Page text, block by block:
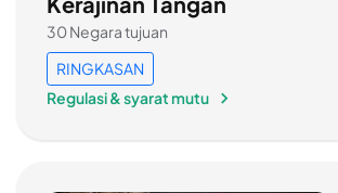
30 Negara tujuan
RINGKASAN
Regulasi & syarat mutu